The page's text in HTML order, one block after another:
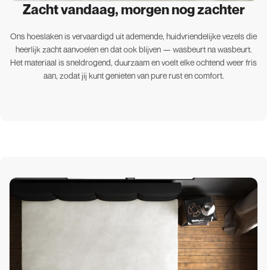
Zacht vandaag, morgen nog zachter
Ons hoeslaken is vervaardigd uit ademende, huidvriendelijke vezels die
heerlijk zacht aanvoelen en dat ook blijven — wasbeurt na wasbeurt.
Het materiaal is sneldrogend, duurzaam en voelt elke ochtend weer fris
aan, zodat jij kunt genieten van pure rust en comfort.